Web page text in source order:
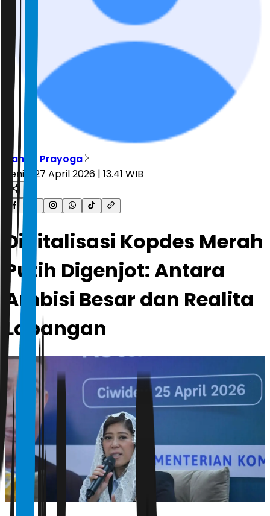
Nanda Prayoga
Senin, 27 April 2026 | 13.41 WIB
Digitalisasi Kopdes Merah
Putih Digenjot: Antara
Ambisi Besar dan Realita
Lapangan